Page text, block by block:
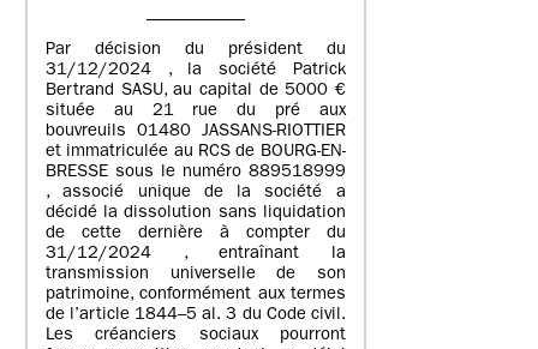
Par décision du président du
31/12/2024 , la société Patrick
Bertrand SASU, au capital de 5000 €
située au 21 rue du pré aux
bouvreuils 01480 JASSANS-RIOTTIER
et immatriculée au RCS de BOURG-EN-
BRESSE sous le numéro 889518999
, associé unique de la société a
décidé la dissolution sans liquidation
de cette dernière à compter du
31/12/2024 , entraînant la
transmission universelle de son
patrimoine, conformément aux termes
de l’article 1844–5 al. 3 du Code civil.
Les créanciers sociaux pourront